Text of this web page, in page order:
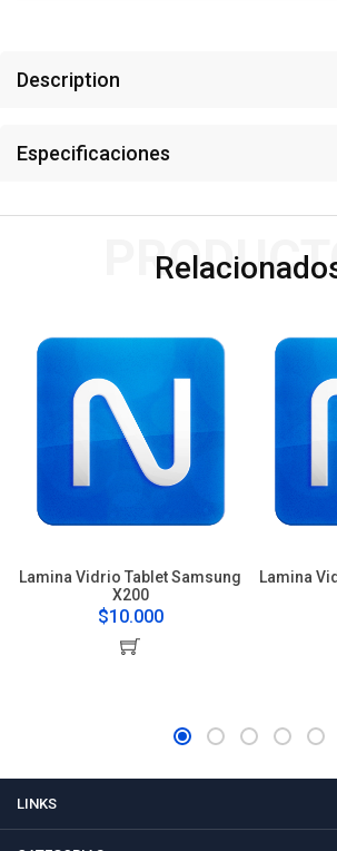
Description
Especificaciones
Lamina Vidrio Tablet Samsung
X200
$10.000
Lamina
LINKS